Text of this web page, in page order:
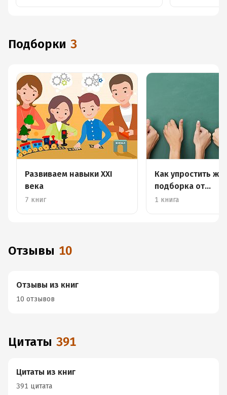
Подборки 3
Развиваем навыки XXI
века
7 книг
Как упростить
подборка от
«Лайфхакера»
1 книга
Отзывы 10
Отзывы из книг
10 отзывов
Цитаты 391
Цитаты из книг
391 цитата